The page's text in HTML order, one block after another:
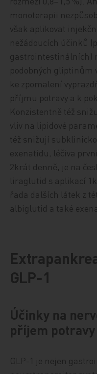
monoterapii
však aplikovat
nežádoucích účinků
gastrointestinálních)
podobných gliptinům
ke zpomalení
příjmu potravy a k
Konzistentně též
vliv na lipidové
též snižují
exenatidu, léčiva
2krát denně, je na
liraglutid s aplikací
řada dalších látek z
albiglutid a také
GLP-1
Účinky na
příjem potravy
GLP-1 je nejen